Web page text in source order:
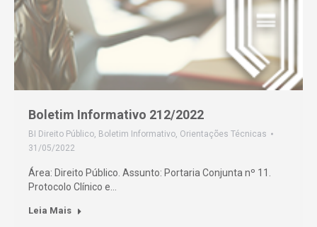
Boletim Informativo 212/2022
BI Direito Público, Boletim Informativo, Orientações Técnicas
31/05/2022
Área: Direito Público. Assunto: Portaria Conjunta nº 11.
Protocolo Clínico e…
Leia Mais